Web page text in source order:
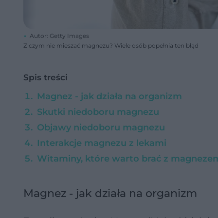
Autor: Getty Images
Z czym nie mieszać magnezu? Wiele osób popełnia ten błąd
Spis treści
Magnez - jak działa na organizm
Skutki niedoboru magnezu
Objawy niedoboru magnezu
Interakcje magnezu z lekami
Witaminy, które warto brać z
Magnez - jak działa na organizm